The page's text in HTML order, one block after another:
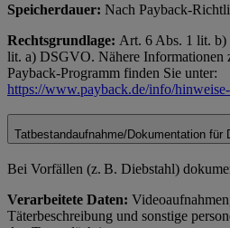
Speicherdauer: Nach Payback-
Rechtsgrundlage: Art. 6 Abs. 1 lit.
lit. a) DSGVO. Nähere Informationen
Payback-Programm finden Sie unter:
https://www.payback.de/info/
Tatbestandaufnahme/Dokumentation für
Bei Vorfällen (z. B. Diebstahl)
Verarbeitete Daten:
Täterbeschreibung und sonstige